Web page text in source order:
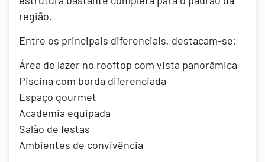
região.
Entre os principais diferenciais, destacam-se:
Área de lazer no rooftop com vista panorâmica
Piscina com borda diferenciada
Espaço gourmet
Academia equipada
Salão de festas
Ambientes de convivência